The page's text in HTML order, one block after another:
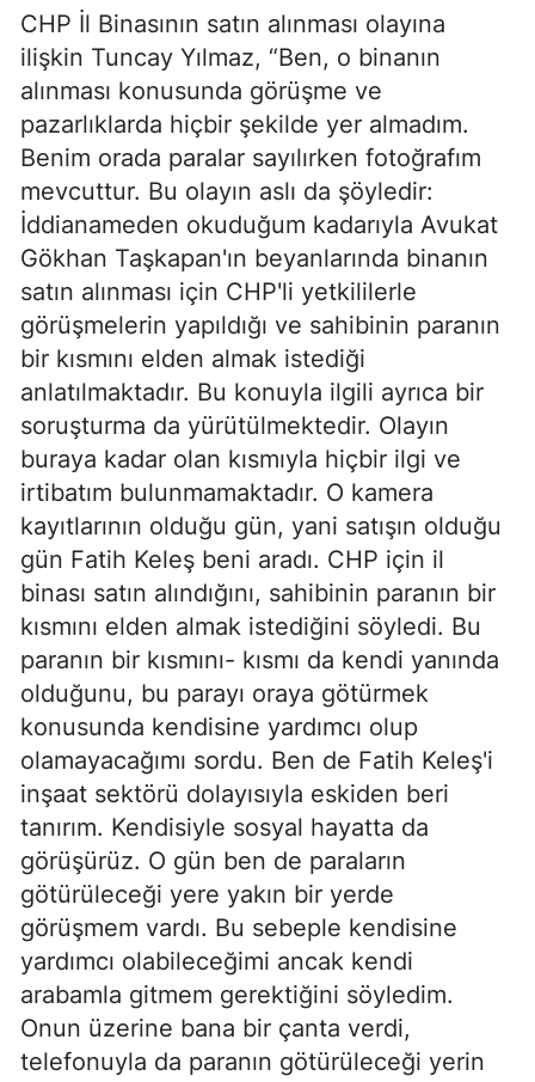
CHP İl Binasının satın alınması olayına
ilişkin Tuncay Yılmaz, “Ben, o binanın
alınması konusunda görüşme ve
pazarlıklarda hiçbir şekilde yer almadım.
Benim orada paralar sayılırken fotoğrafım
mevcuttur. Bu olayın aslı da şöyledir:
İddianameden okuduğum kadarıyla Avukat
Gökhan Taşkapan'ın beyanlarında binanın
satın alınması için CHP'li yetkililerle
görüşmelerin yapıldığı ve sahibinin paranın
bir kısmını elden almak istediği
anlatılmaktadır. Bu konuyla ilgili ayrıca bir
soruşturma da yürütülmektedir. Olayın
buraya kadar olan kısmıyla hiçbir ilgi ve
irtibatım bulunmamaktadır. O kamera
kayıtlarının olduğu gün, yani satışın olduğu
gün Fatih Keleş beni aradı. CHP için il
binası satın alındığını, sahibinin paranın bir
kısmını elden almak istediğini söyledi. Bu
paranın bir kısmını- kısmı da kendi yanında
olduğunu, bu parayı oraya götürmek
konusunda kendisine yardımcı olup
olamayacağımı sordu. Ben de Fatih Keleş'i
inşaat sektörü dolayısıyla eskiden beri
tanırım. Kendisiyle sosyal hayatta da
görüşürüz. O gün ben de paraların
götürüleceği yere yakın bir yerde
görüşmem vardı. Bu sebeple kendisine
yardımcı olabileceğimi ancak kendi
arabamla gitmem gerektiğini söyledim.
Onun üzerine bana bir çanta verdi,
telefonuyla da paranın götürüleceği yerin